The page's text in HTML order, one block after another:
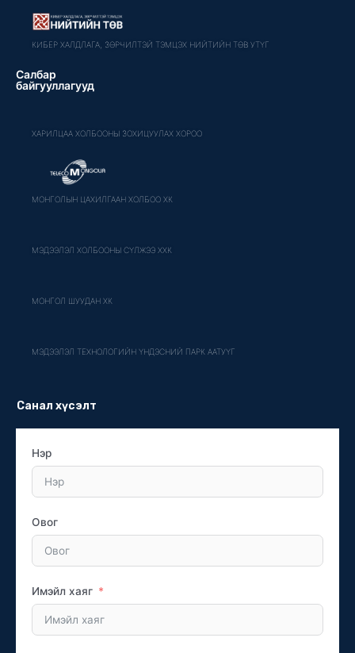
КИБЕР ХАЛДЛАГА, ЗӨРЧИЛТЭЙ ТЭМЦЭХ НИЙТИЙН ТӨВ УТҮГ
Салбар
байгууллагууд
ХАРИЛЦАА ХОЛБООНЫ ЗОХИЦУУЛАХ ХОРОО
МОНГОЛЫН ЦАХИЛГААН ХОЛБОО ХК
МЭДЭЭЛЭЛ ХОЛБООНЫ СҮЛЖЭЭ ХХК
МОНГОЛ ШУУДАН ХК
МЭДЭЭЛЭЛ ТЕХНОЛОГИЙН ҮНДЭСНИЙ ПАРК ААТУҮГ
Санал хүсэлт
Нэр
Овог
Имэйл хаяг